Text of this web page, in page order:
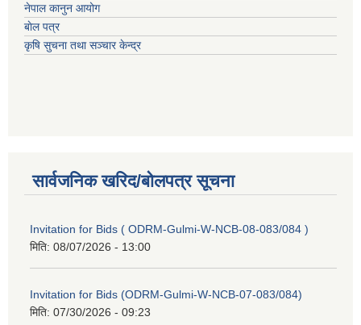
नेपाल कानुन आयोग
बाेल पत्र
कृषि सुचना तथा सञ्चार केन्द्र
सार्वजनिक खरिद/बोलपत्र सूचना
Invitation for Bids ( ODRM-Gulmi-W-NCB-08-083/084 )
मिति: 08/07/2026 - 13:00
Invitation for Bids (ODRM-Gulmi-W-NCB-07-083/084)
मिति: 07/30/2026 - 09:23